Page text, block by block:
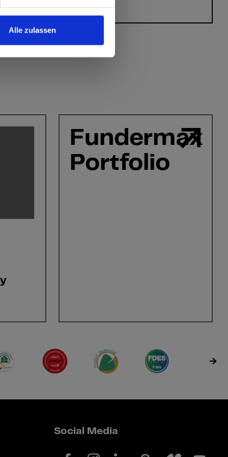
Alle zulassen
Fundermax
Portfolio
Social Media